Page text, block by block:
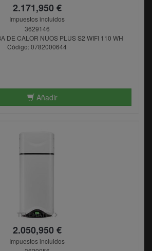
2.171,950 €
Impuestos incluidos
3629146
DE CALOR NUOS PLUS S2 WIFI 110 WH
Código: 0782000644
Añadir
2.050,950 €
Impuestos incluidos